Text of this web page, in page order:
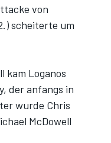
von
scheiterte um
kam Loganos
der anfangs in
wurde Chris
McDowell